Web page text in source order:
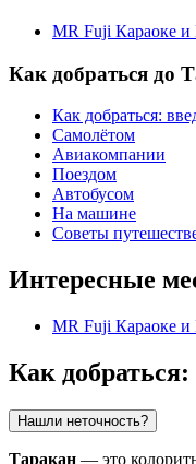
MR Fuji Караоке и
Как добраться до
Как добраться:
Самолётом
Авиакомпании
Поездом
Автобусом
На машине
Советы
Интересные
MR Fuji Караоке и
Как добраться:
Нашли неточность?
Таракан — это